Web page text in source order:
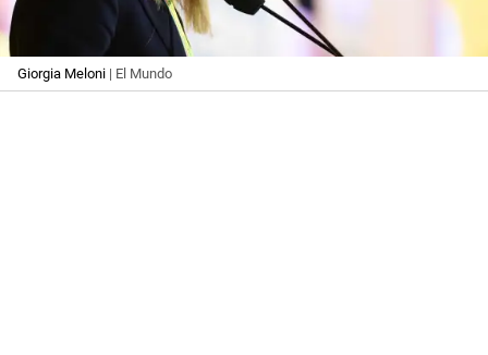
Giorgia Meloni | El Mundo